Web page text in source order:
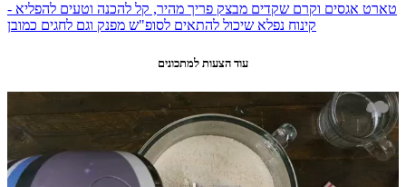
טארט אגסים וקרם שקדים מבצק פריך מהיר, קל להכנה וטעים להפליא -
קינוח נפלא שיכול להתאים לסופ"ש מפנק וגם לחגים כמובן
עוד הצעות למתכונים